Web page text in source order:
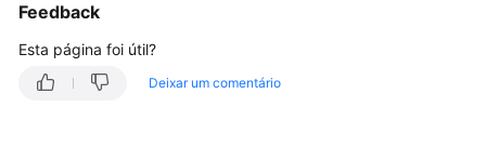
comuns
Instância
Feedback
Esta página foi útil?
Deixar um comentário